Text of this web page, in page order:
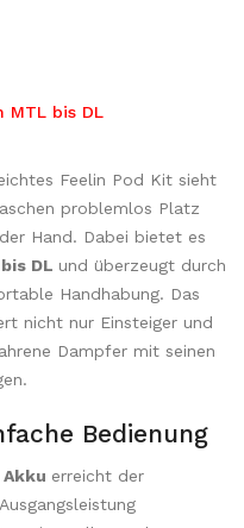
MTL bis DL
Feelin Pod Kit sieht
problemlos Platz
Hand. Dabei bietet es
DL und überzeugt durch
Handhabung. Das
nicht nur Einsteiger und
Dampfer mit seinen
Bedienung
Akku erreicht der